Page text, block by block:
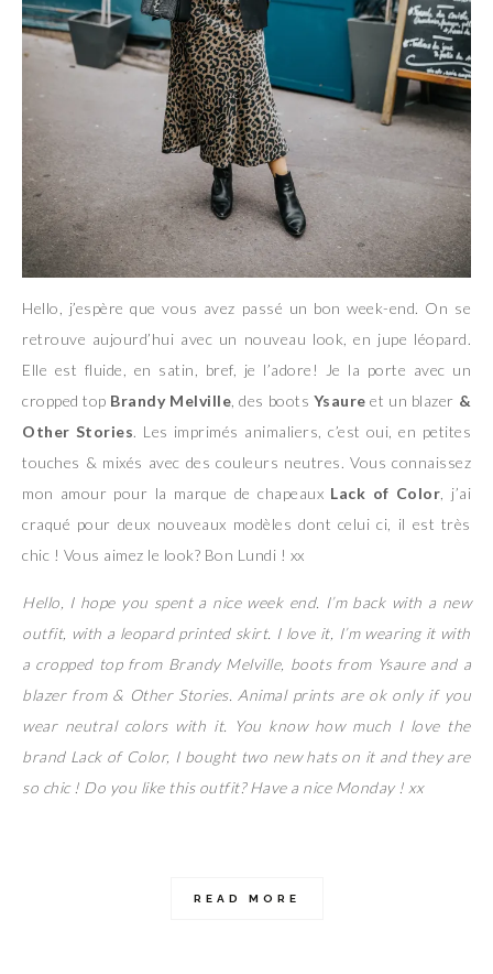
Hello, j’espère que vous avez passé un bon week-end. On se
retrouve aujourd’hui avec un nouveau look, en jupe léopard.
Elle est fluide, en satin, bref, je l’adore! Je la porte avec un
cropped top Brandy Melville , des boots Ysaure et un blazer &
Other Stories. Les imprimés animaliers, c’est oui, en petites
touches & mixés avec des couleurs neutres. Vous connaissez
mon amour pour la marque de chapeaux Lack of Color , j’ai
craqué pour deux nouveaux modèles dont celui ci, il est très
chic ! Vous aimez le look? Bon Lundi ! xx
Hello, I hope you spent a nice week end. I’m back with a new
outfit, with a leopard printed skirt. I love it, I’m wearing it with
a cropped top from Brandy Melville, boots from Ysaure and a
blazer from & Other Stories. Animal prints are ok only if you
wear neutral colors with it. You know how much I love the
brand Lack of Color, I bought two new hats on it and they are
so chic ! Do you like this outfit? Have a nice Monday ! xx
READ MORE